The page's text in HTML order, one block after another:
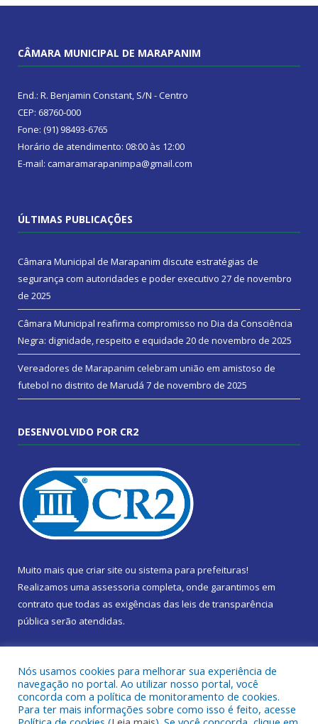
CÂMARA MUNICIPAL DE MARAPANIM
End.: R. Benjamin Constant, S/N - Centro
CEP: 68760-000
Fone: (91) 98493-6765
Horário de atendimento: 08:00 às 12:00
E-mail: camaramarapanimpa@gmail.com
ÚLTIMAS PUBLICAÇÕES
Câmara Municipal de Marapanim discute estratégias de
segurança com autoridades e poder executivo 27 de novembro
de 2025
Câmara Municipal reafirma compromisso no Dia da Consciência
Negra: dignidade, respeito e equidade 20 de novembro de 2025
Vereadores de Marapanim celebram união em amistoso de
futebol no distrito de Marudá 7 de novembro de 2025
DESENVOLVIDO POR CR2
Muito mais que criar site ou sistema para prefeituras!
Realizamos uma assessoria completa, onde garantimos em
contrato que todas as exigências das leis de transparência
pública serão atendidas.
Nós usamos cookies para melhorar sua experiência de
navegação no portal. Ao utilizar nosso portal, você
concorda com a política de monitoramento de cookies.
Para ter mais informações sobre como isso é feito, acesse